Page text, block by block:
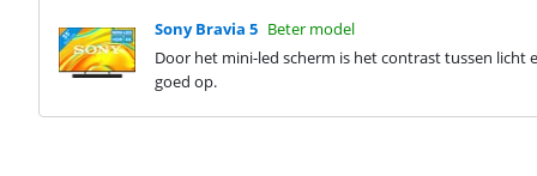
Sony Bravia 5 Beter model
Door het mini-led scherm is het contrast tussen licht
goed op.